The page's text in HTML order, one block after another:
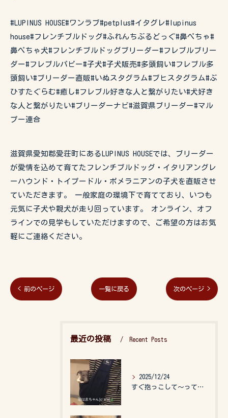
#LUPINUS HOUSE#ワンラブ#petplus#イタグレ#lupinus
house#フレンチブルドッグ#ふれんちぶるどっぐ#鼻ぺちゃ#
鼻ぺちゃ犬#フレンチブルドッグブリーダー#フレブルブリー
ダー#フレブルパピー#子犬#子犬販売#多頭飼い#フレブル多
頭飼い#ブリーダー直販#いぬスタグラム#ブヒスタグラム#ぶ
ひすたぐらむ#癒し#フレブル好きな人と繋がりたい#犬好き
な人と繋がりたい#ブリーダーナビ#滋賀県ブリーダー#マル
プー連合
滋賀県愛知郡愛荘町にあるLUPINUS HOUSEでは、ブリーダー
が愛情を込めて育てたフレンチブルドッグ・イタリアングレ
ーハウンド・トイプードル・ポメラニアンの子犬を直販させ
ていただきます。 一般家庭の環境下で育てており、いつも
元気に子犬や親犬が走り回っています。 オンライン、オフ
ラインでの見学もしていただけますので、ご希望の方はお気
軽にご連絡ください。
< 前のページ 一覧に戻る 次のページ >
最近の投稿 Recent Posts
2025/12/24
すぐ抱っこして〜って言うので、抱っこ紐に入れてゆらゆら☺️